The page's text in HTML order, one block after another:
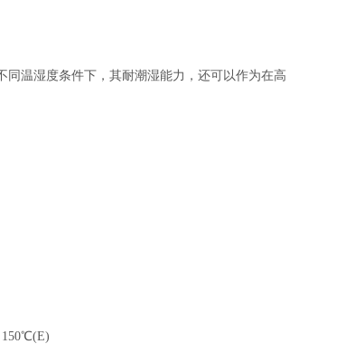
温湿度条件下，其耐潮湿能力，还可以作为在高